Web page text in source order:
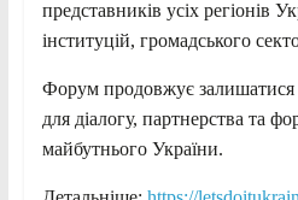
представників усіх регіонів
інституцій, громадського
Форум продовжує
для діалогу, партнерства та
майбутнього України.